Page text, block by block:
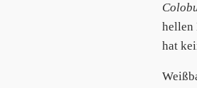
hellen
hat